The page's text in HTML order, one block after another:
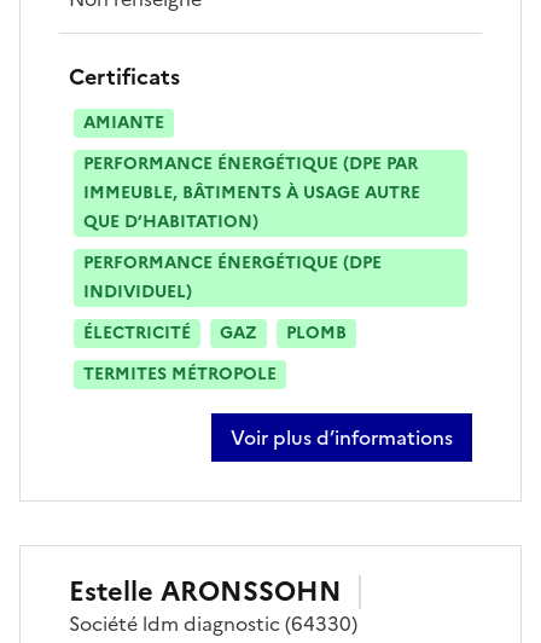
Certificats
AMIANTE
PERFORMANCE ÉNERGÉTIQUE (DPE PAR
IMMEUBLE, BÂTIMENTS À USAGE AUTRE
QUE D’HABITATION)
PERFORMANCE ÉNERGÉTIQUE (DPE
INDIVIDUEL)
ÉLECTRICITÉ
GAZ
PLOMB
TERMITES MÉTROPOLE
Voir plus d’informations
sur sylvain gremiaux
Estelle ARONSSOHN
Société ldm diagnostic(64330)